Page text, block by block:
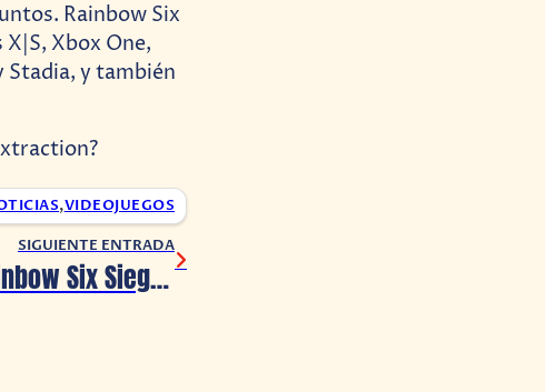
Rainbow Six
Xbox One,
Stadia, y también
,VIDEOJUEGOS
SIGUIENTE ENTRADA
E3 2021: Rainbow Six Siege – North Star presenta trailer de historia